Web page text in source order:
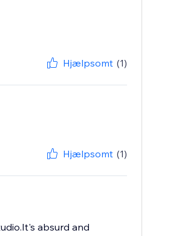
Hjælpsomt (1)
Hjælpsomt (1)
absurd and